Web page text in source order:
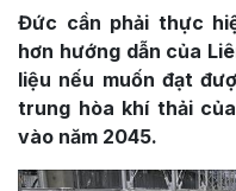
Đức cần phải thực
hơn hướng dẫn của
liệu nếu muốn đạt
trung hòa khí thải
vào năm 2045.